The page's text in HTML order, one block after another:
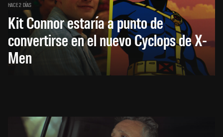
HACE 2 DÍAS
Kit Connor estaría a punto de
convertirse en el nuevo Cyclops de X-
Men